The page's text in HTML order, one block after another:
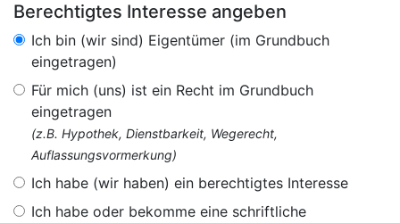
Berechtigtes Interesse angeben
Ich bin (wir sind) Eigentümer (im Grundbuch
eingetragen)
Für mich (uns) ist ein Recht im Grundbuch
eingetragen
(z.B. Hypothek, Dienstbarkeit, Wegerecht,
Auflassungsvormerkung)
Ich habe (wir haben) ein berechtigtes Interesse
Ich habe oder bekomme eine schriftliche